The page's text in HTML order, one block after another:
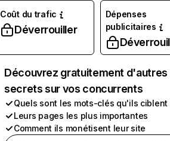
Coût du trafic
Déverrouiller
Dépenses
publicitaires
Découvrez gratuitement d'autres
secrets sur vos concurrents
Quels sont les mots-clés qu'ils ciblent
Leurs pages les plus importantes
Comment ils monétisent leur site